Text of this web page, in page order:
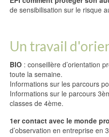
de sensibilisation sur le risque
Un travail
BIO : conseillère d’orientation
toute la semaine.
Informations sur les parcours
Informations sur le parcours
classes de 4ème.
1er contact avec le monde
d’observation en entreprise en